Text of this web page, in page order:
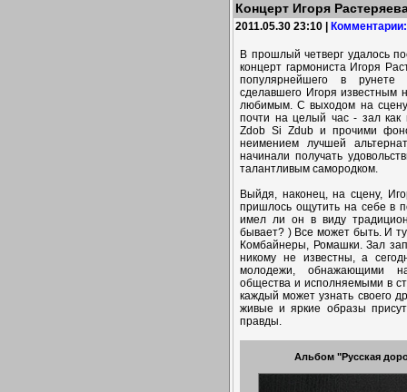
Концерт Игоря
2011.05.30 23:10 |
В прошлый четверг удалось
концерт гармониста Игоря
популярнейшего в рунете
сделавшего Игоря известным
любимым. С выходом на сцену
почти на целый час - зал как
Zdob Si Zdub и прочими
неимением лучшей
начинали получать
талантливым самородком.
Выйдя, наконец, на сцену,
пришлось ощутить на себе в
имел ли он в виду
бывает? ) Все может быть. И
Комбайнеры, Ромашки. Зал
никому не известны, а
молодежи, обнажающими
общества и исполняемыми в
каждый может узнать своего
живые и яркие образы
правды.
Альбом "Русская